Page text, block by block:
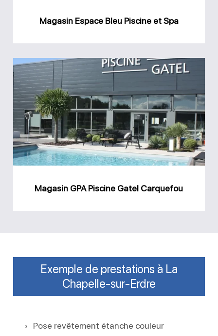
Magasin Espace Bleu Piscine et Spa
Magasin
Piscine
Gatel
Carquefou
Magasin GPA Piscine Gatel Carquefou
Exemple de prestations à La
Chapelle-sur-Erdre
Pose revêtement étanche couleur